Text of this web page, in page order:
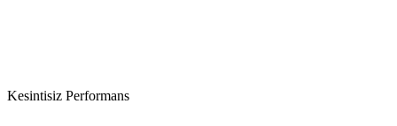
Kesintisiz Performans